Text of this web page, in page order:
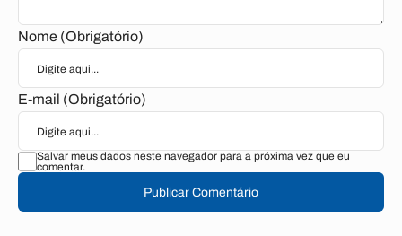
Nome (Obrigatório)
E-mail (Obrigatório)
Salvar meus dados neste navegador para a próxima vez que eu
comentar.
Publicar Comentário